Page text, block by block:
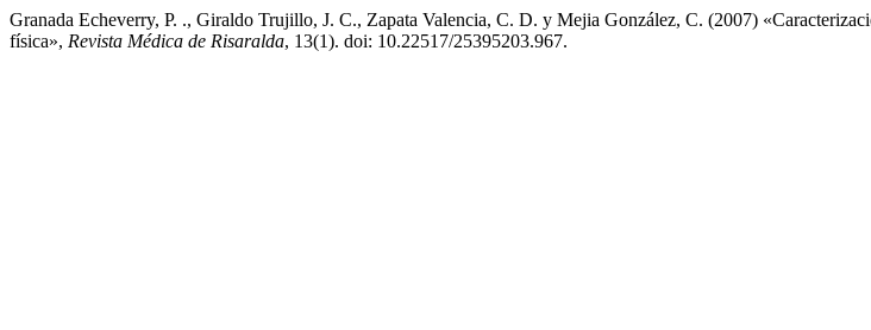
Granada Echeverry, P. ., Giraldo Trujillo, J. C., Zapata Valencia, C. D. y Mejia González, C. (2007)
física», Revista Médica de Risaralda, 13(1). doi: 10.22517/25395203.967.